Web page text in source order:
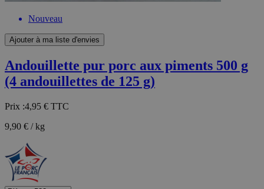
Nouveau
Ajouter à ma liste d'envies
Andouillette pur porc aux piments 500 g
(4 andouillettes de 125 g)
Prix :4,95 € TTC
9,90 € / kg